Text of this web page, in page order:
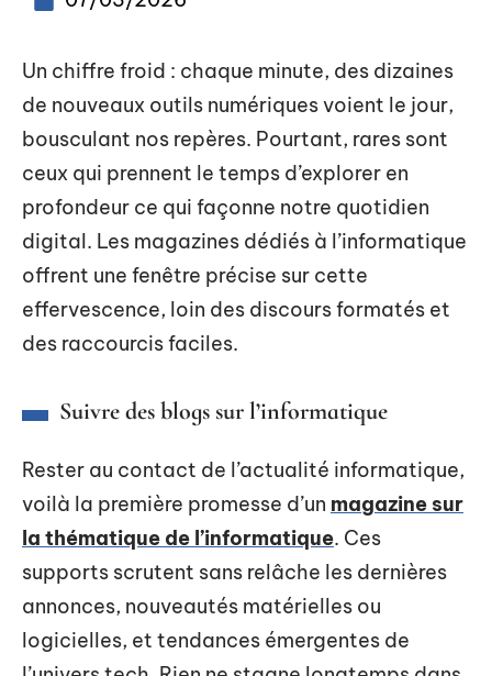
Un chiffre froid : chaque minute, des dizaines
de nouveaux outils numériques voient le jour,
bousculant nos repères. Pourtant, rares sont
ceux qui prennent le temps d’explorer en
profondeur ce qui façonne notre quotidien
digital. Les magazines dédiés à l’informatique
offrent une fenêtre précise sur cette
effervescence, loin des discours formatés et
des raccourcis faciles.
Suivre des blogs sur l’informatique
Rester au contact de l’actualité informatique,
voilà la première promesse d’un magazine sur
la thématique de l’informatique. Ces
supports scrutent sans relâche les dernières
annonces, nouveautés matérielles ou
logicielles, et tendances émergentes de